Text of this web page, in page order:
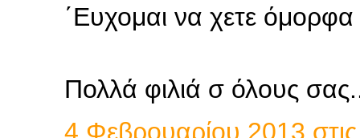
΄Ευχομαι να χετε
Πολλά φιλιά σ όλους
4 Φεβρουαρίου 2013